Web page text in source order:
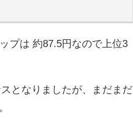
プは 約87.5円なので上位3
となりましたが、まだまだ